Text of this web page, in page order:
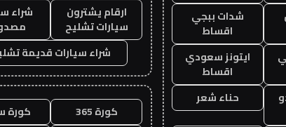
شدات ببجي
اقساط
ايتونز سعودي
اقساط
حناء شعر
ارقام يشترون
سيارات تشليح
شراء
شراء سيارات قديمة
كورة 365
كورة